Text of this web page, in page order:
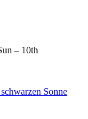
– 10th
Sonne